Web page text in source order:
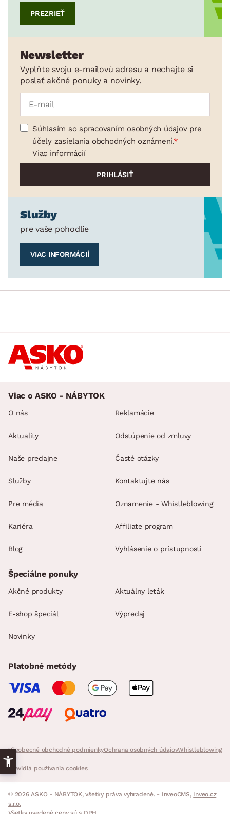
PREZRIEŤ
Newsletter
Vyplňte svoju e-mailovú adresu a nechajte si
poslať akčné ponuky a novinky.
Súhlasím so spracovaním osobných údajov pre
účely zasielania obchodných oznámení.
Viac informácií
Služby
pre vaše pohodlie
VIAC INFORMÁCIÍ
Viac o ASKO - NÁBYTOK
O nás
Aktuality
Naše predajne
Služby
Pre média
Kariéra
Blog
Reklamácie
Odstúpenie od zmluvy
Časté otázky
Kontaktujte nás
Oznamenie - Whistleblowing
Affiliate program
Vyhlásenie o prístupnosti
Všeobecné obchodné podmienkyOchrana osobných údajovWhistleblowing
Pravidlá používania cookies
Špeciálne ponuky
Akčné produkty Aktuálny leták
E-shop špeciál Výpredaj
Novinky
Platobné metódy
© 2026 ASKO - NÁBYTOK, všetky práva vyhradené. - InveoCMS, Inveo.cz
s.r.o.